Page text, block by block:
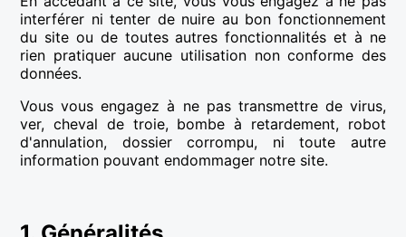
interférer ni tenter de nuire au bon fonctionnement
du site ou de toutes autres fonctionnalités et à ne
rien pratiquer aucune utilisation non conforme des
données.
Vous vous engagez à ne pas transmettre de virus,
ver, cheval de troie, bombe à retardement, robot
d'annulation, dossier corrompu, ni toute autre
information pouvant endommager notre site.